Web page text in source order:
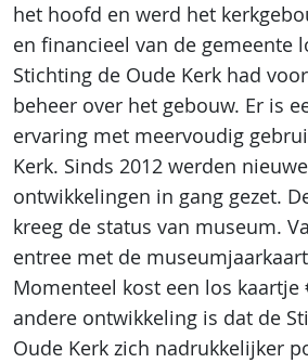
het hoofd en werd het
en financieel van de gemeente
Stichting de Oude Kerk had
beheer over het gebouw. Er is
ervaring met meervoudig
Kerk. Sinds 2012 werden nieuwe
ontwikkelingen in gang gezet.
kreeg de status van museum.
entree met de
Momenteel kost een los kaartje
andere ontwikkeling is dat de
Oude Kerk zich nadrukkelijker